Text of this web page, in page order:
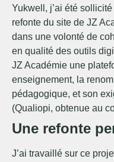
Yukwell, j’ai été
refonte du site de JZ
dans une volonté de
en qualité des outils
JZ Académie une
enseignement, la
pédagogique, et son
(Qualiopi, obtenue au
Une refonte
J’ai travaillé sur ce